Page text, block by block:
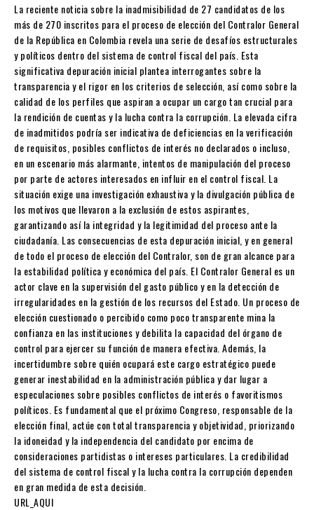
La reciente noticia sobre la inadmisibilidad de 27 candidatos de los
más de 270 inscritos para el proceso de elección del Contralor General
de la República en Colombia revela una serie de desafíos estructurales
y políticos dentro del sistema de control fiscal del país. Esta
significativa depuración inicial plantea interrogantes sobre la
transparencia y el rigor en los criterios de selección, así como sobre la
calidad de los perfiles que aspiran a ocupar un cargo tan crucial para
la rendición de cuentas y la lucha contra la corrupción. La elevada cifra
de inadmitidos podría ser indicativa de deficiencias en la verificación
de requisitos, posibles conflictos de interés no declarados o incluso,
en un escenario más alarmante, intentos de manipulación del proceso
por parte de actores interesados en influir en el control fiscal. La
situación exige una investigación exhaustiva y la divulgación pública de
los motivos que llevaron a la exclusión de estos aspirantes,
garantizando así la integridad y la legitimidad del proceso ante la
ciudadanía. Las consecuencias de esta depuración inicial, y en general
de todo el proceso de elección del Contralor, son de gran alcance para
la estabilidad política y económica del país. El Contralor General es un
actor clave en la supervisión del gasto público y en la detección de
irregularidades en la gestión de los recursos del Estado. Un proceso de
elección cuestionado o percibido como poco transparente mina la
confianza en las instituciones y debilita la capacidad del órgano de
control para ejercer su función de manera efectiva. Además, la
incertidumbre sobre quién ocupará este cargo estratégico puede
generar inestabilidad en la administración pública y dar lugar a
especulaciones sobre posibles conflictos de interés o favoritismos
políticos. Es fundamental que el próximo Congreso, responsable de la
elección final, actúe con total transparencia y objetividad, priorizando
la idoneidad y la independencia del candidato por encima de
consideraciones partidistas o intereses particulares. La credibilidad
del sistema de control fiscal y la lucha contra la corrupción dependen
en gran medida de esta decisión.
URL_AQUI